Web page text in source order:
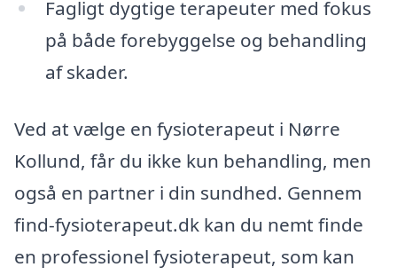
Fagligt dygtige terapeuter med fokus
på både forebyggelse og behandling
af skader.
Ved at vælge en fysioterapeut i Nørre
Kollund, får du ikke kun behandling, men
også en partner i din sundhed. Gennem
find-fysioterapeut.dk kan du nemt finde
en professionel fysioterapeut, som kan